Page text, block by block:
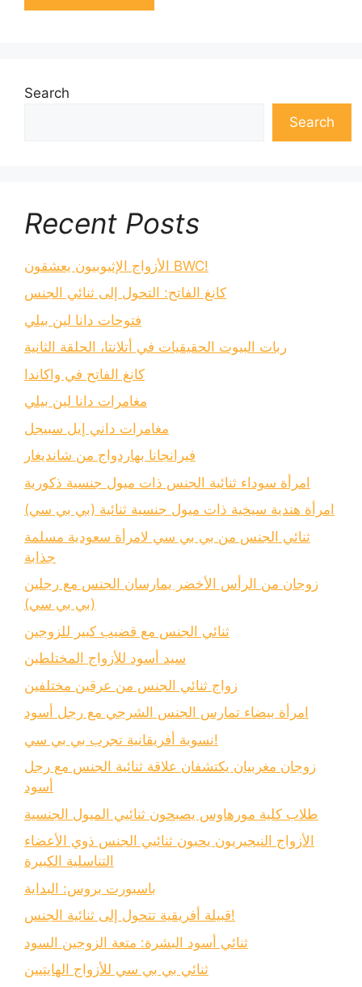
Search
Search
Recent Posts
الأزواج الإثيوبيون يعشقون BWC!
كانغ الفاتح: التحول إلى ثنائي الجنس
فتوحات دانا لين بيلي
ربات البيوت الحقيقيات في أتلانتا، الحلقة الثانية
كانغ الفاتح في واكاندا
مغامرات دانا لين بيلي
مغامرات داني إيل سبيجل
فيرانجانا بهاردواج من شانديغار
امرأة سوداء ثنائية الجنس ذات ميول جنسية ذكورية
امرأة هندية سيخية ذات ميول جنسية ثنائية (بي بي سي)
ثنائي الجنس من بي بي سي لامرأة سعودية مسلمة
جذابة
زوجان من الرأس الأخضر يمارسان الجنس مع رجلين
(بي بي سي)
ثنائي الجنس مع قضيب كبير للزوجين
سيد أسود للأزواج المختلطين
زواج ثنائي الجنس من عرقين مختلفين
امرأة بيضاء تمارس الجنس الشرجي مع رجل أسود
نسوية أفريقانية تجرب بي بي سي!
زوجان مغربيان يكتشفان علاقة ثنائية الجنس مع رجل
أسود
طلاب كلية مورهاوس يصبحون ثنائيي الميول الجنسية
الأزواج النيجيريون يحبون ثنائيي الجنس ذوي الأعضاء
التناسلية الكبيرة
باسبورت بروس: البداية
قبيلة أفريقية تتحول إلى ثنائية الجنس!
ثنائي أسود البشرة: متعة الزوجين السود
ثنائي بي بي سي للأزواج الهايتيين